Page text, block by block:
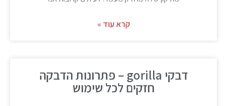
קרא עוד »
דבקי gorilla – פתרונות הדבקה
חזקים לכל שימוש